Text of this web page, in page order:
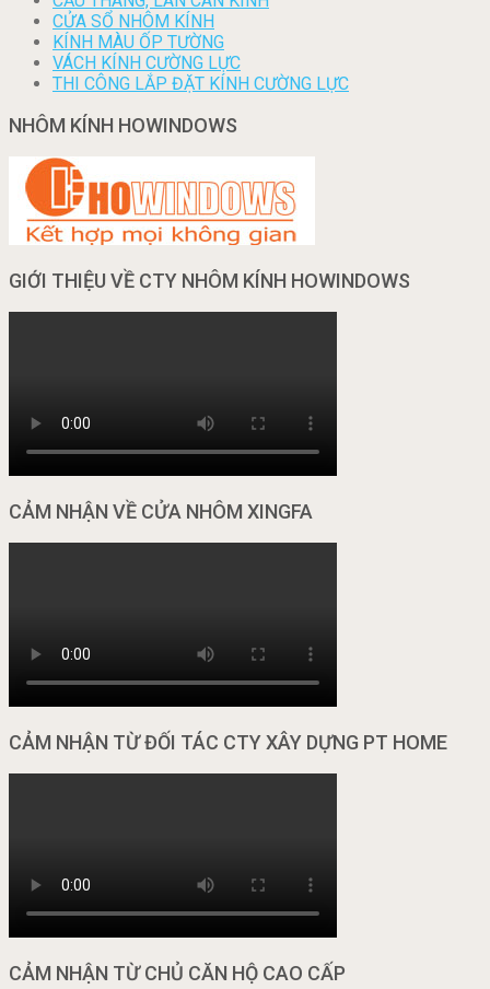
CỬA SỔ NHÔM KÍNH
KÍNH MÀU ỐP TƯỜNG
VÁCH KÍNH CƯỜNG LỰC
THI CÔNG LẮP ĐẶT KÍNH CƯỜNG LỰC
NHÔM KÍNH HOWINDOWS
GIỚI THIỆU VỀ CTY NHÔM KÍNH HOWINDOWS
CẢM NHẬN VỀ CỬA NHÔM XINGFA
CẢM NHẬN TỪ ĐỐI TÁC CTY XÂY DỰNG PT HOME
CẢM NHẬN TỪ CHỦ CĂN HỘ CAO CẤP